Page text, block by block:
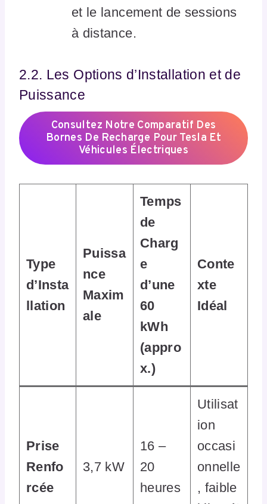
et le lancement de sessions
à distance.
2.2. Les Options d’Installation et de
Puissance
Consultez Notre Comparatif Des
Bornes De Recharge Pour Tesla Et
Véhicules Électriques
Type
d’Insta
llation
Puissa
nce
Maxim
ale
Temps
de
Charg
e
d’une
60
kWh
(appro
x.)
Conte
xte
Idéal
Prise
Renfo
rcée
3,7 kW
16 –
20
heures
Utilisat
ion
occasi
onnelle
, faible